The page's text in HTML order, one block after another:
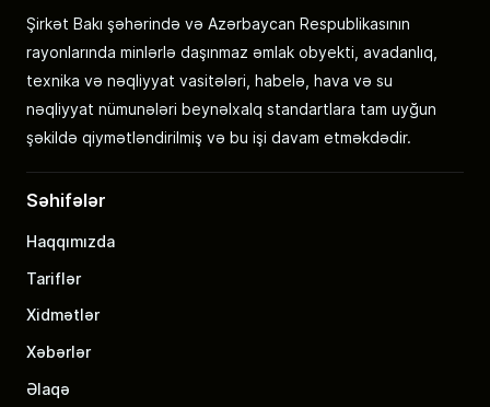
Şirkət Bakı şəhərində və Azərbaycan Respublikasının
rayonlarında minlərlə daşınmaz əmlak obyekti, avadanlıq,
texnika və nəqliyyat vasitələri, habelə, hava və su
nəqliyyat nümunələri beynəlxalq standartlara tam uyğun
şəkildə qiymətləndirilmiş və bu işi davam etməkdədir.
Səhifələr
Haqqımızda
Tariflər
Xidmətlər
Xəbərlər
Əlaqə